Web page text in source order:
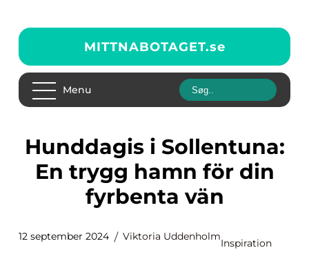
MITTNABOTAGET.se
Menu
Hunddagis i Sollentuna:
En trygg hamn för din
fyrbenta vän
12 september 2024 Viktoria Uddenholm
Inspiration